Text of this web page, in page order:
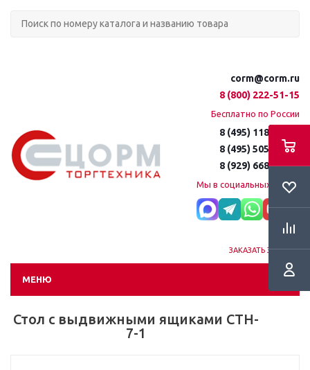
corm@corm.ru
8 (800) 222-51-15
Бесплатно по России
8 (495) 118-61-16
8 (495) 505-51-15
8 (929) 668-95-35
Мы в социальных сетях:
ЗАКАЗАТЬ ЗВОНОК
МЕНЮ
Стол с выдвижными ящиками СТН-
7-1